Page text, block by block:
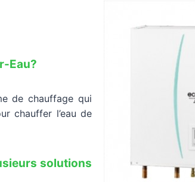
Eau?
de chauffage qui
chauffer l’eau de
solutions